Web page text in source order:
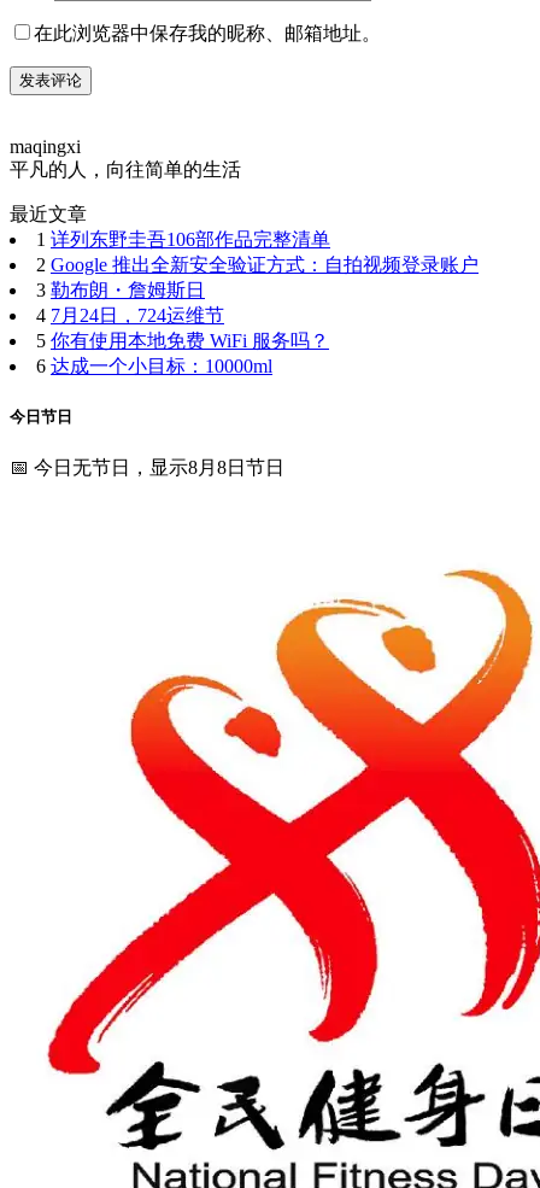
在此浏览器中保存我的昵称、邮箱地址。
maqingxi
平凡的人，向往简单的生活
最近文章
1 详列东野圭吾106部作品完整清单
2 Google 推出全新安全验证方式：自拍视频登录账户
3 勒布朗・詹姆斯日
4 7月24日，724运维节
5 你有使用本地免费 WiFi 服务吗？
6 达成一个小目标：10000ml
今日节日
📅 今日无节日，显示8月8日节日